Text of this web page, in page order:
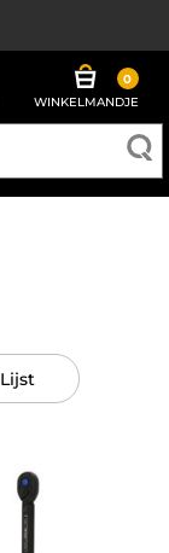
0
WINKELMANDJE
Lijst